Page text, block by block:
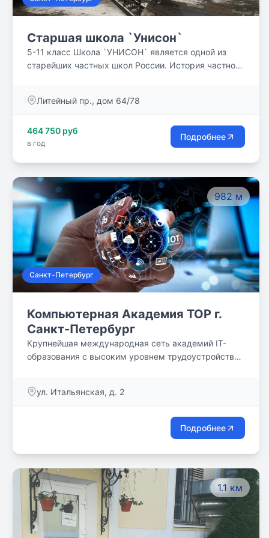
Старшая школа `Унисон`
5-11 класс Школа `УНИСОН` является одной из
старейших частных школ России. История частной
городском Дворце творчества юных на основе
Галины Семёновны, Фокиной Татьяны Николаевны,
Чиховской Ларисы Викторовны.
Литейный пр., дом 64/78
464 750 руб
в год
Подробнее
982 м
Санкт-Петербург
Компьютерная Академия TOP г.
Санкт-Петербург
Крупнейшая международная сеть академий IT-
образования с высоким уровнем трудоустройства
ул. Итальянская, д. 2
Подробнее
1.1 км